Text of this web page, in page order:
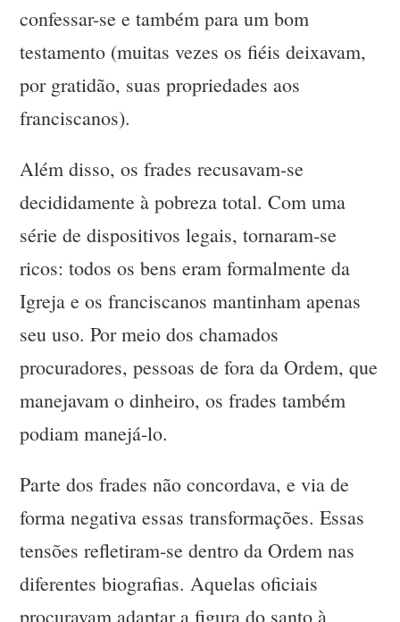
confessar-se e também para um bom
testamento (muitas vezes os fiéis deixavam,
por gratidão, suas propriedades aos
franciscanos).
Além disso, os frades recusavam-se
decididamente à pobreza total. Com uma
série de dispositivos legais, tornaram-se
ricos: todos os bens eram formalmente da
Igreja e os franciscanos mantinham apenas
seu uso. Por meio dos chamados
procuradores, pessoas de fora da Ordem, que
manejavam o dinheiro, os frades também
podiam manejá-lo.
Parte dos frades não concordava, e via de
forma negativa essas transformações. Essas
tensões refletiram-se dentro da Ordem nas
diferentes biografias. Aquelas oficiais
procuravam adaptar a figura do santo à